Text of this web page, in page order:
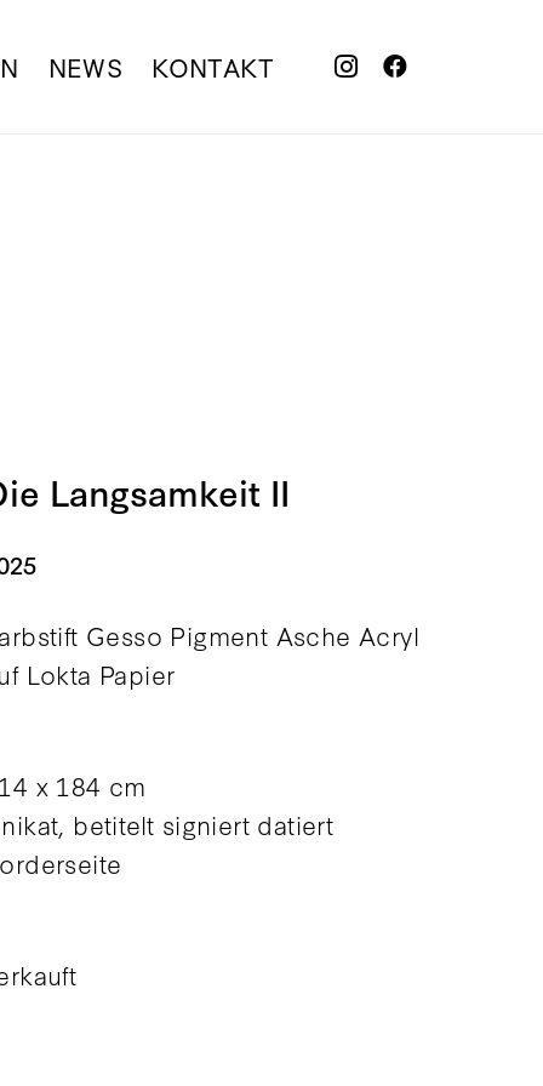
NEWS KONTAKT
Langsamkeit II
Gesso Pigment Asche Acryl
Lokta Papier
x 184 cm
betitelt signiert datiert